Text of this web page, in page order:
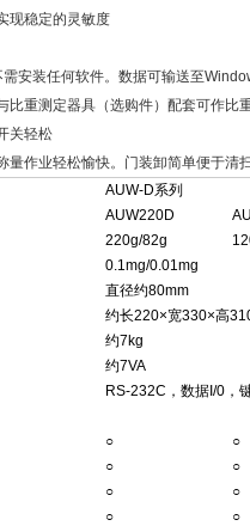
现稳定的灵敏度
安装任何软件。数据可输送至
比重测定器具（选购件）配套可作比重
关轻松
量作业轻松愉快。门装卸简单便于清
AUW-D系列
AUW220D
220g/82g
0.1mg/0.01mg
直径约80mm
约长220×宽330×高
约7kg
约7VA
RS-232C，数据I/0，
○ ○
○ ○
○ ○
○ ○